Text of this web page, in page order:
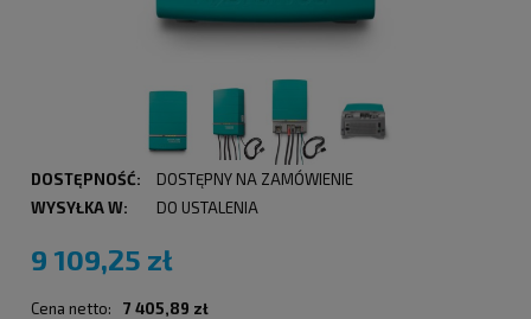
DOSTĘPNOŚĆ:
DOSTĘPNY NA ZAMÓWIENIE
WYSYŁKA W:
DO USTALENIA
9 109,25 zł
Cena netto: 7 405,89 zł